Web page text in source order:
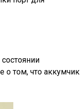
о том, что аккумчик